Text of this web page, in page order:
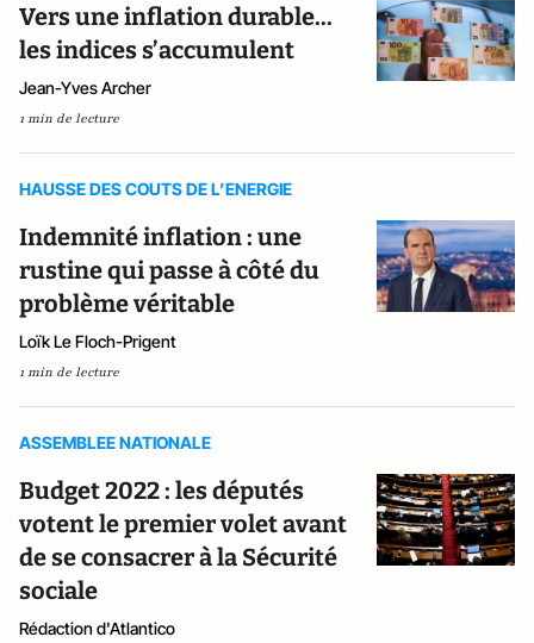
Vers une inflation durable...
les indices s’accumulent
Jean-Yves Archer
1 min de lecture
HAUSSE DES COUTS DE L’ENERGIE
Indemnité inflation : une
rustine qui passe à côté du
problème véritable
Loïk Le Floch-Prigent
1 min de lecture
ASSEMBLEE NATIONALE
Budget 2022 : les députés
votent le premier volet avant
de se consacrer à la Sécurité
sociale
Rédaction d'Atlantico